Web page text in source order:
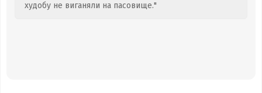
худобу не виганяли на пасовище."